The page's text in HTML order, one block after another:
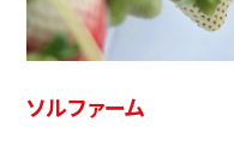
ソルファーム